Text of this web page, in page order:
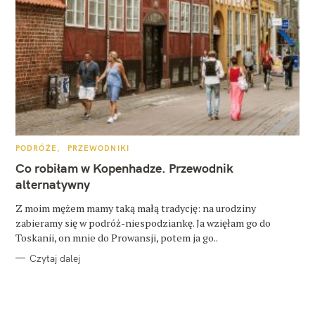
K
T
E
G
O
I
E
PODRÓŻE PRZEWODNIKI
Co robiłam w Kopenhadze. Przewodnik
alternatywny
Z moim mężem mamy taką małą tradycję: na urodziny
zabieramy się w podróż-niespodziankę. Ja wzięłam go do
Toskanii, on mnie do Prowansji, potem ja go..
Czytaj dalej